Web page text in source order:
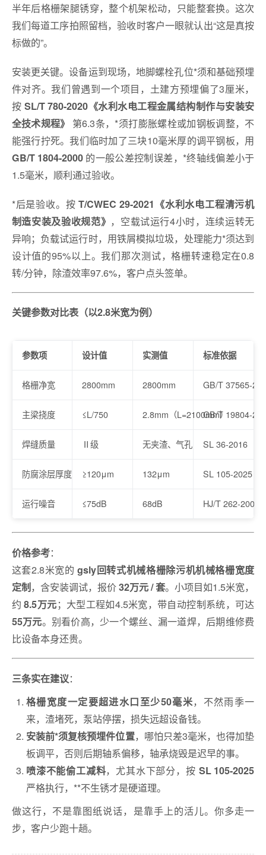
半年后格栅架腿锈穿，整个机架松动，只能整套换。这次
我们每道工序拍照留档，验收时客户一眼就认出“这是真按
标做的”。
安装更关键。设备运到现场，地脚螺栓孔位*须和基础预埋
件对齐。我们曾遇到一个项目，土建方预埋偏了3厘米，
按 SL/T 780-2020《水利水电工程金属结构制作与安装安
全技术规程》
第6.3条，*须打膨胀螺栓或加钢板调整，不
能强行拧死。我们临时加了三块10毫米厚的调平钢板，用
GB/T 1804-2000 的一般公差控制误差，*终轴线偏差小于
1.5毫米，顺利通过验收。
*后是验收。按T/CWEC 29-2021《水利水电工程清污机
制造安装及验收规范》 ，空载试运行4小时，连续运转无
异响；负载试运行时，用铁屑模拟垃圾，处理能力*须达到
设计值的95%以上。我们那次测试，格栅转速稳定在0.8
转/分钟，除渣效率97.6%，客户点头签单。
关键参数对比表（以2.8米宽为例）
参数项 设计值 实测值 标准依据
格栅净宽 2800mm 2800mm GB/T 37565-
主梁挠度 ≤L/750 2.8mm（L=2100mm）GB/T 19804-
焊缝质量 Ⅱ级 无夹渣、气孔 SL 36-2016
防腐涂层厚度 ≥120μm 132μm SL 105-2025
运行噪音 ≤75dB 68dB HJ/T 262-2006
价格参考：
这套2.8米宽的gsly回转式机械格栅除污机机械格栅宽度
定制，含安装调试，报价32万元 / 套。小项目如1.5米宽，
约8.5万元；大型工程如4.5米宽，带自动控制系统，可达
55万元。别看价高，少一个螺丝、漏一道焊，后期维修费
比设备本身还贵。
三条实在建议：
格栅宽度一定要超进水口至少50毫米，不然雨季一
来，渣堵死，泵站停摆，损失远超设备钱。
安装前*须复核预埋件位置，哪怕只差3毫米，也得加垫
板调平，否则后期轴系偏移，轴承烧毁是迟早的事。
喷漆不能偷工减料，尤其水下部分，按 SL 105-2025
严格执行，**不生锈才是硬道理。
做这行，不是靠图纸说话，是靠手上的活儿。你多走一
步，客户少跑十趟。